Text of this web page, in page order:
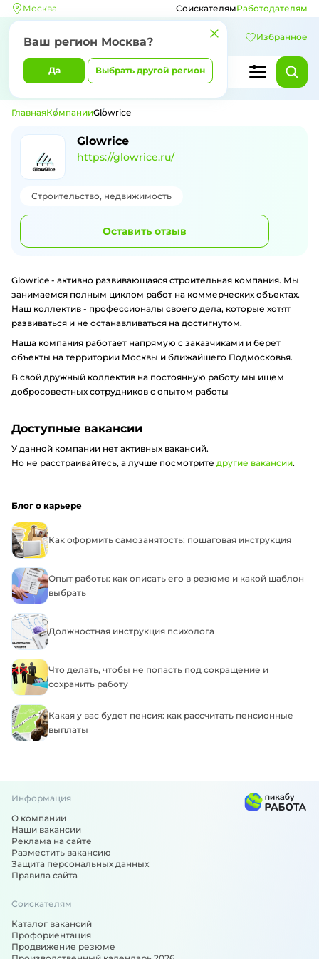
Москва
Ваш регион Москва?
Да Выбрать другой регион
СоискателямРаботодателям
Избранное
ГлавнаяКомпанииGlowrice
Glowrice
https://glowrice.ru/
Строительство, недвижимость
Оставить отзыв
Glowrice - активно развивающаяся строительная компания. Мы
занимаемся полным циклом работ на коммерческих объектах.
Наш коллектив - профессионалы своего дела, которые хотят
развиваться и не останавливаться на достигнутом.
Наша компания работает напрямую с заказчиками и берет
объекты на территории Москвы и ближайшего Подмосковья.
В свой дружный коллектив на постоянную работу мы ищем
добросовестных сотрудников с опытом работы
Доступные вакансии
У данной компании нет активных вакансий.
Но не расстраивайтесь, а лучше посмотрите другие вакансии.
Блог о карьере
Как оформить самозанятость: пошаговая инструкция
Опыт работы: как описать его в резюме и какой шаблон
выбрать
Должностная инструкция психолога
Что делать, чтобы не попасть под сокращение и
сохранить работу
Какая у вас будет пенсия: как рассчитать пенсионные
выплаты
Информация
О компании
Наши вакансии
Реклама на сайте
Разместить вакансию
Защита персональных данных
Правила сайта
Соискателям
Каталог вакансий
Профориентация
Продвижение резюме